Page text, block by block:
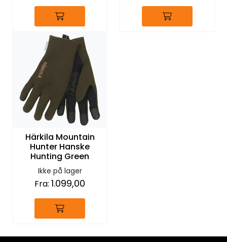
Härkila Mountain
Hunter Hanske
Hunting Green
Ikke på lager
Fra: 1.099,00